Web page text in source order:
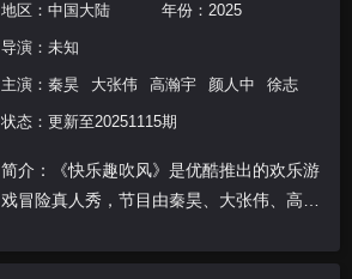
地区： 中国大陆 年份： 2025
导演：未知
主演： 秦昊 大张伟 高瀚宇 颜人中 徐志
状态：更新至20251115期
简介：《快乐趣吹风》是优酷推出的欢乐游
戏冒险真人秀，节目由秦昊、大张伟、高瀚
风团”，展开以“减法挑战”为核心的游戏式旅